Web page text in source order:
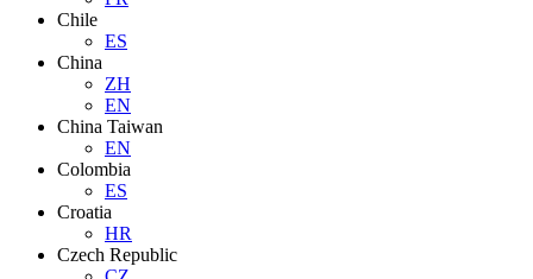
Chile
ES
China
ZH
EN
China Taiwan
EN
Colombia
ES
Croatia
HR
Czech Republic